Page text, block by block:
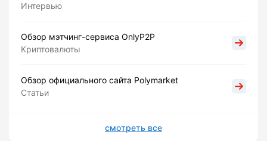
Интервью
Обзор мэтчинг-сервиса OnlyP2P
Криптовалюты
Обзор официального сайта Polymarket
Статьи
смотреть все